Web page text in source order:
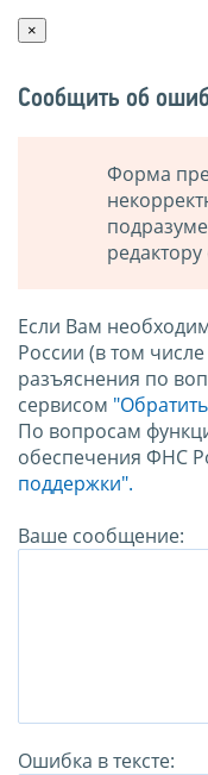
×
Сообщить об
Форма
Если Вам
России (в том
разъяснения по
сервисом
По вопросам
обеспечения ФНС
поддержки".
Ваше сообщение:
Ошибка в тексте: